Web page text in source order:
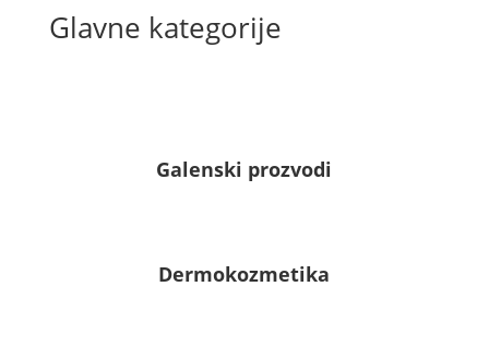
Glavne kategorije
Galenski prozvodi
Dermokozmetika